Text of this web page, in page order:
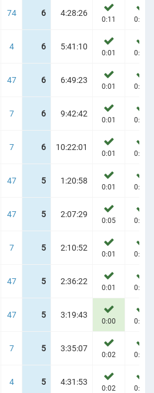
74 6 4:28:26
0:11 0:15
4 6 5:41:10
0:01 0:03
47 6 6:49:23
0:01 0:06
7 6 9:42:42
0:01 0:09
7 6 10:22:01
0:01 0:02
47 5 1:20:58
0:01 0:04
47 5 2:07:29
0:05 0:08
7 5 2:10:52
0:01 0:03
47 5 2:36:22
0:01 0:05
47 5 3:19:43
0:00 0:02
7 5 3:35:07
0:02 0:06
4 5 4:31:53
0:02 0:07